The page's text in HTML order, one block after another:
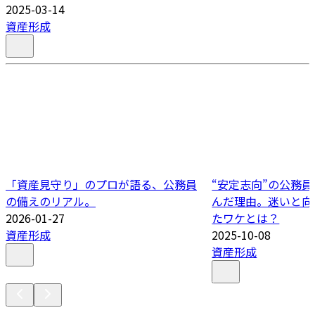
2025-03-14
資産形成
「資産見守り」のプロが語る、公務員
の備えのリアル。
2026-01-27
資産形成
“安定志向”の公務
んだ理由。迷いと
たワケとは？
2025-10-08
資産形成